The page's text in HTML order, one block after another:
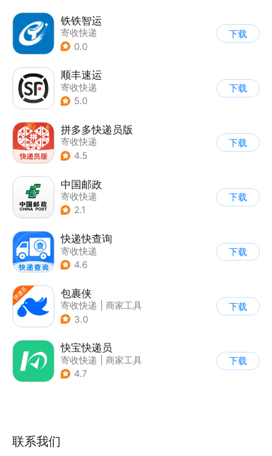
铁铁智运
寄收快递
0.0
下载
顺丰速运
寄收快递
5.0
下载
拼多多快递员版
寄收快递
4.5
下载
中国邮政
寄收快递
2.1
下载
快递快查询
寄收快递
4.6
下载
包裹侠
寄收快递
商家工具
3.0
下载
快宝快递员
寄收快递
商家工具
4.7
下载
联系我们